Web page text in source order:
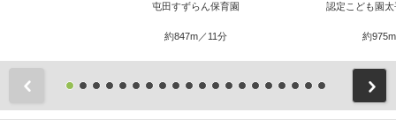
屯田すずらん保育園
約847m／11分
認定こども園
約